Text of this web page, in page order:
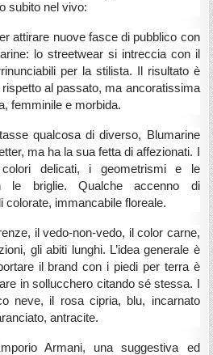
subito nel vivo:
attirare nuove fasce di pubblico con
lo streetwear si intreccia con il
per la stilista. Il risultato è
al passato, ma ancoratissima
femminile e morbida.
qualcosa di diverso, Blumarine
ma ha la sua fetta di affezionati. I
delicati, i geometrismi e le
le briglie. Qualche accenno di
colorate, immancabile floreale.
il vedo-non-vedo, il color carne,
gli abiti lunghi. L’idea generale è
il brand con i piedi per terra è
in sollucchero citando sé stessa. I
neve, il rosa cipria, blu, incarnato
antracite.
Armani, una suggestiva ed